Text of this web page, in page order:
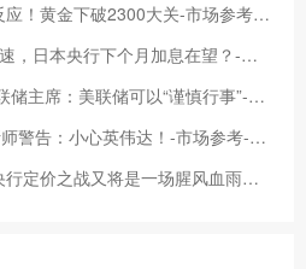
日元跌跌不休引发连锁反应！黄金下破2300大关-市场参考-晟峰数据
日本5月核心通胀重新加速，日本央行下个月加息在望？-市场参考-晟峰数据
9月暂停“稳了”？波士顿联储主席：美联储可以“谨慎行事”-市场参考-晟峰科技数据
美股出现“坏兆头”？分析师警告：小心英伟达！-市场参考-晟峰数据
拉加德也不敢放风！欧央行定价之战又将是一场腥风血雨？-市场参考-晟峰科技数据